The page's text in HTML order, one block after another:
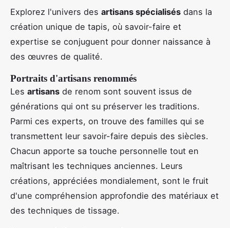
Explorez l'univers des artisans spécialisés dans la
création unique de tapis, où savoir-faire et
expertise se conjuguent pour donner naissance à
des œuvres de qualité.
Portraits d'artisans renommés
Les artisans de renom sont souvent issus de
générations qui ont su préserver les traditions.
Parmi ces experts, on trouve des familles qui se
transmettent leur savoir-faire depuis des siècles.
Chacun apporte sa touche personnelle tout en
maîtrisant les techniques anciennes. Leurs
créations, appréciées mondialement, sont le fruit
d'une compréhension approfondie des matériaux et
des techniques de tissage.